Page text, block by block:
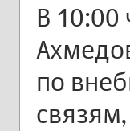
В 10:00
по